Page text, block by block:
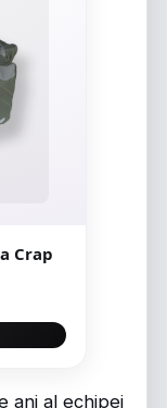
Crap
ani al echipei